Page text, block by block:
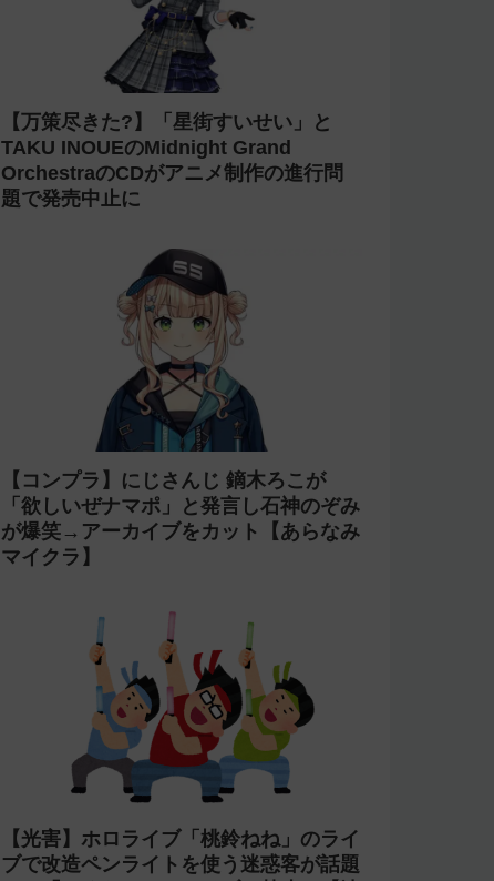
【万策尽きた?】「星街すいせい」と
TAKU INOUEのMidnight Grand
OrchestraのCDがアニメ制作の進行問
題で発売中止に
【コンプラ】にじさんじ 鏑木ろこが
「欲しいぜナマポ」と発言し石神のぞみ
が爆笑→アーカイブをカット【あらなみ
マイクラ】
【光害】ホロライブ「桃鈴ねね」のライ
ブで改造ペンライトを使う迷惑客が話題